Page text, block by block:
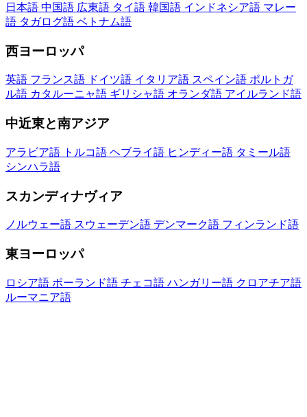
日本語 中国語 広東語 タイ語 韓国語 インドネシア語 マレー
語 タガログ語 ベトナム語
西ヨーロッパ
英語 フランス語 ドイツ語 イタリア語 スペイン語 ポルトガ
ル語 カタルーニャ語 ギリシャ語 オランダ語 アイルランド語
中近東と南アジア
アラビア語 トルコ語 ヘブライ語 ヒンディー語 タミール語
シンハラ語
スカンディナヴィア
ノルウェー語 スウェーデン語 デンマーク語 フィンランド語
東ヨーロッパ
ロシア語 ポーランド語 チェコ語 ハンガリー語 クロアチア語
ルーマニア語